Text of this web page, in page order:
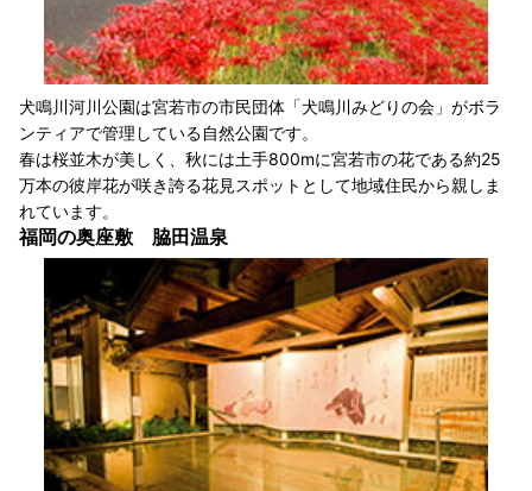
犬鳴川河川公園は宮若市の市民団体「犬鳴川みどりの会」がボラ
ンティアで管理している自然公園です。
春は桜並木が美しく、秋には土手800mに宮若市の花である約25
万本の彼岸花が咲き誇る花見スポットとして地域住民から親しま
れています。
福岡の奥座敷 脇田温泉